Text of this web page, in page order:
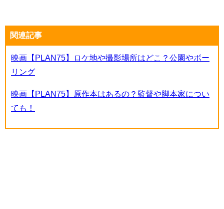
関連記事
映画【PLAN75】ロケ地や撮影場所はどこ？公園やボー
リング
映画【PLAN75】原作本はあるの？監督や脚本家につい
ても！